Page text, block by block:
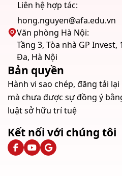
Liên hệ hợp tác:
hong.nguyen@afa.edu.vn
Văn phòng Hà Nội:
Tầng 3, Tòa nhà GP
Đa, Hà Nội
Bản quyền
Hành vi sao chép, đăng tải
mà chưa được sự đồng ý
luật sở hữu trí tuệ
Kết nối với chúng tôi